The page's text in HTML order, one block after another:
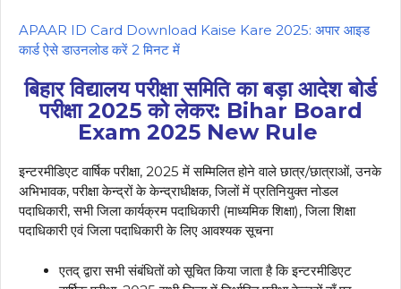
APAAR ID Card Download Kaise Kare 2025: अपार आइड
कार्ड ऐसे डाउनलोड करें 2 मिनट में
बिहार विद्यालय परीक्षा समिति का बड़ा आदेश बोर्ड
परीक्षा 2025 को लेकर: Bihar Board
Exam 2025 New Rule
इन्टरमीडिएट वार्षिक परीक्षा, 2025 में सम्मिलित होने वाले छात्र/छात्राओं, उनके
अभिभावक, परीक्षा केन्द्रों के केन्द्राधीक्षक, जिलों में प्रतिनियुक्त नोडल
पदाधिकारी, सभी जिला कार्यक्रम पदाधिकारी (माध्यमिक शिक्षा), जिला शिक्षा
पदाधिकारी एवं जिला पदाधिकारी के लिए आवश्यक सूचना
एतद् द्वारा सभी संबंधितों को सूचित किया जाता है कि इन्टरमीडिएट